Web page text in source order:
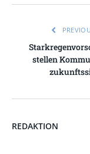
stellen
REDAKTION